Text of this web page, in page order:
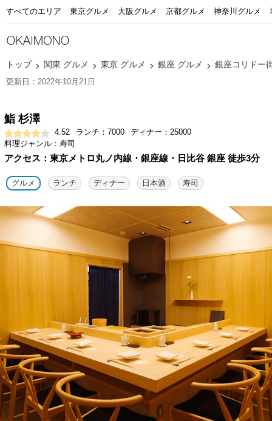
すべてのエリア 東京グルメ 大阪グルメ 京都グルメ 神奈川グルメ
トップ 関東 グルメ 東京 グルメ 銀座 グルメ 銀座コリドー
更新日：2022年10月21日
鮨 杉澤
4.52 ランチ：7000
ディナー：25000
料理ジャンル：寿司
アクセス：東京メトロ丸ノ内線・銀座線・日比谷 銀座 徒歩3分
グルメ ランチ ディナー 日本酒 寿司